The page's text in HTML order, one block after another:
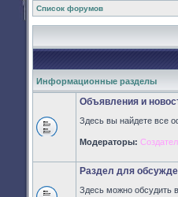
Список форумов
Информационные разделы
Нет
непрочитанных
Объявления и
Здесь вы найдете все
Модераторы:
Раздел для
Здесь можно обсудить